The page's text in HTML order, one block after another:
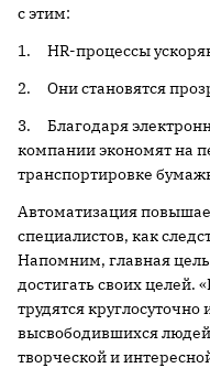
с этим:
1. HR-процессы
2. Они становятся
3. Благодаря
компании экономят на
транспортировке
Автоматизация
специалистов, как
Напомним, главная цель
достигать своих целей.
трудятся
высвободившихся людей
творческой и